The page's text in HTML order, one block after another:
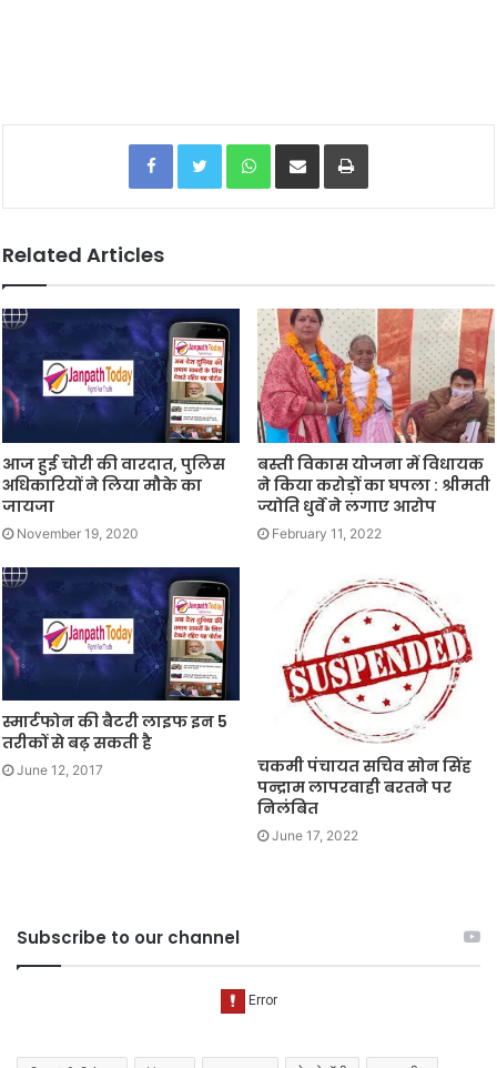
Facebook Twitter WhatsApp
Related Articles
आज हुई चोरी की वारदात, पुलिस
अधिकारियों ने लिया मौके का
जायजा
November 19, 2020
बस्ती विकास योजना में विधायक
ने किया करोड़ों का घपला : श्रीमती
ज्योति धुर्वे ने लगाए आरोप
February 11, 2022
स्मार्टफोन की बैटरी लाइफ इन 5
तरीकों से बढ़ सकती है
June 12, 2017
चकमी पंचायत सचिव सोन सिंह
पन्द्राम लापरवाही बरतने पर
निलंबित
June 17, 2022
Subscribe to our channel